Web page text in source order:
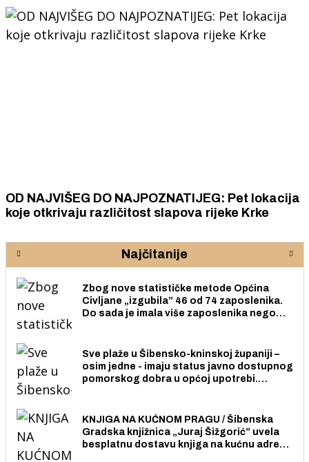
OD NAJVIŠEG DO NAJPOZNATIJEG: Pet lokacija
koje otkrivaju različitost slapova rijeke Krke
Najčitanije
Zbog nove statističke metode Općina
Civljane „izgubila” 46 od 74 zaposlenika.
Do sada je imala više zaposlenika nego
Sve plaže u Šibensko-kninskoj županiji –
osim jedne - imaju status javno dostupnog
pomorskog dobra u općoj upotrebi.
KNJIGA NA KUĆNOM PRAGU / Šibenska
Gradska knjižnica „Juraj Šižgorić” uvela
besplatnu dostavu knjiga na kućnu adresu